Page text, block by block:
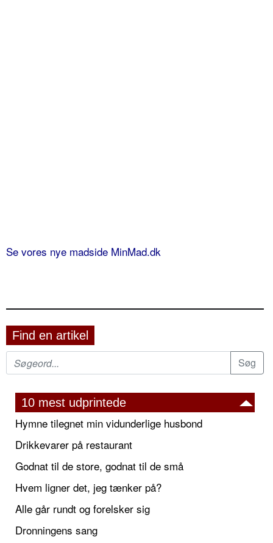
Se vores nye madside MinMad.dk
Find en artikel
10 mest udprintede
Hymne tilegnet min vidunderlige husbond
Drikkevarer på restaurant
Godnat til de store, godnat til de små
Hvem ligner det, jeg tænker på?
Alle går rundt og forelsker sig
Dronningens sang